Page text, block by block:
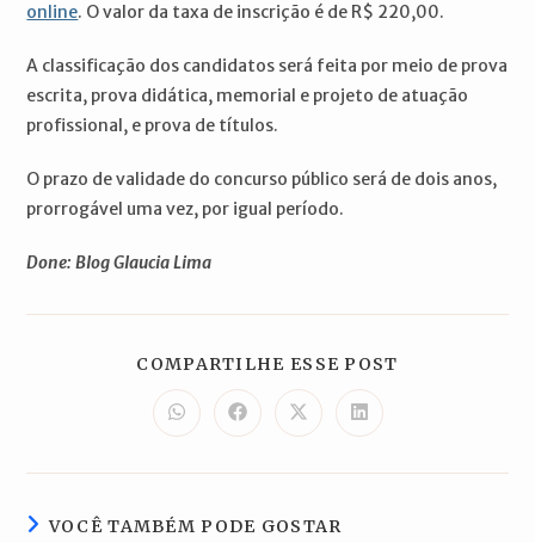
online. O valor da taxa de inscrição é de R$ 220,00.
A classificação dos candidatos será feita por meio de prova
escrita, prova didática, memorial e projeto de atuação
profissional, e prova de títulos.
O prazo de validade do concurso público será de dois anos,
prorrogável uma vez, por igual período.
Done: Blog Glaucia Lima
COMPARTILHE ESSE POST
Abre
em
nova
Abre
em
nova
Abre
em
nova
Abre
em
nova
VOCÊ TAMBÉM PODE GOSTAR